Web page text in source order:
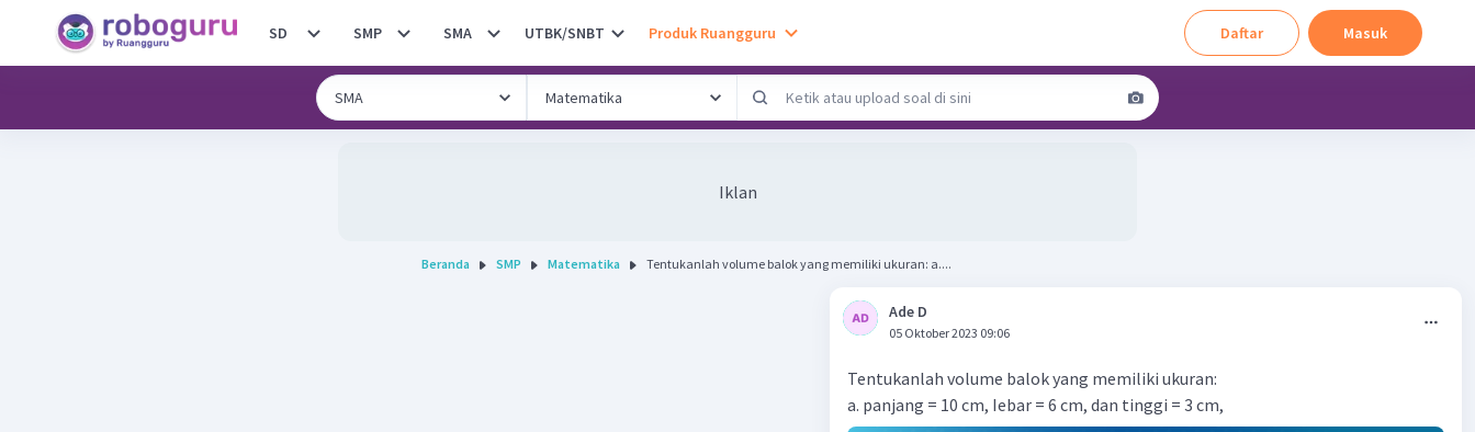
SD SMP SMA UTBK/SNBT Produk Ruangguru Daftar Masuk
Iklan
Beranda SMP Matematika Tentukanlah volume balok yang memiliki ukuran: a....
Ade D
05 Oktober 2023 09:06
Tentukanlah volume balok yang memiliki ukuran:
a. panjang = 10 cm, Iebar = 6 cm, dan tinggi = 3 cm,